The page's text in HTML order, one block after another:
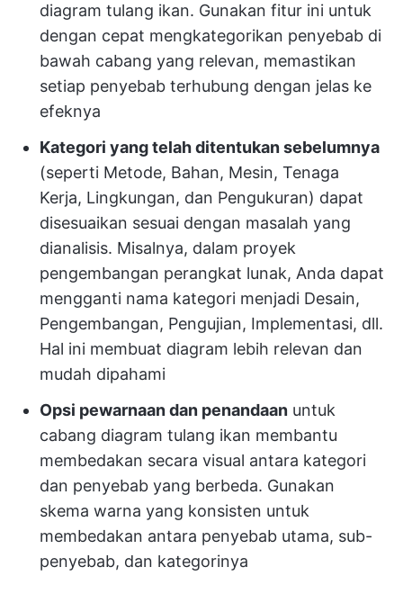
diagram tulang ikan. Gunakan fitur ini untuk
dengan cepat mengkategorikan penyebab di
bawah cabang yang relevan, memastikan
setiap penyebab terhubung dengan jelas ke
efeknya
Kategori yang telah ditentukan sebelumnya
(seperti Metode, Bahan, Mesin, Tenaga
Kerja, Lingkungan, dan Pengukuran) dapat
disesuaikan sesuai dengan masalah yang
dianalisis. Misalnya, dalam proyek
pengembangan perangkat lunak, Anda dapat
mengganti nama kategori menjadi Desain,
Pengembangan, Pengujian, Implementasi, dll.
Hal ini membuat diagram lebih relevan dan
mudah dipahami
Opsi pewarnaan dan penandaan untuk
cabang diagram tulang ikan membantu
membedakan secara visual antara kategori
dan penyebab yang berbeda. Gunakan
skema warna yang konsisten untuk
membedakan antara penyebab utama, sub-
penyebab, dan kategorinya